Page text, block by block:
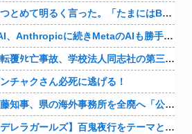
妻に、つとめて明るく言った。「たまにはB（俺の親友）も呼んで家で鍋でもしようか。」妻は箸を持つ手をブルブル震わせながら「何でBさんなの？」と。お前の浮気相手だからだよ！！
OpenAI、Anthropicに続きMetaのAIも勝手に他社攻撃 嘘ξけど何これ流行ってんの？
辺野古転覆ﾀﾋ亡事故、学校法人同志社の第三者委員会が調査報告書を公表 … 安全配慮義務違反や安全管理に関する検証を妨げた組織風土の存在を指摘
チャクさん必死に逃げる！
兵庫斎藤知事、県の海外事務所を全廃へ「公務員が海外で遊ぶためにあるだけ」
【シンデレラガールズ】百鬼夜行をテーマとしたPOP UP SHOPが東京・大阪にて開催